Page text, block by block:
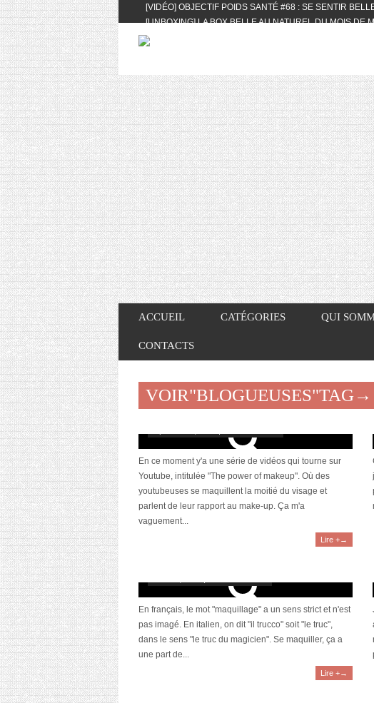
[VIDÉO] OBJECTIF POIDS SANTÉ #68 : SE SENTIR
[UNBOXING] LA BOX BELLE AU NATUREL DU MOIS DE
[VIDÉO] UNBOXING : LES MY LITTLE & BIOTYFULL BOX
[VIDÉO] QUITOQUE #10 : MEAL PREP & CONVIVIALITÉ
[VIDÉO] UNBOXING : LES MY LITTLE & BIOTYFULL BOX
2024 FEAT. AKILA
[VIDÉO] OBJECTIF POIDS SANTÉ #67 : L’AVIS DES
VIE DES AUTRES
[VIDÉO] UNBOXING : LES MY LITTLE & BIOTYFULL BOX
FÉVRIER ET MARS 2024 FEAT. AKILA
[VIDÉO] LA SÉLECTION DU MOIS #JANVIER2024
[VIDÉO] HELLOFRESH #34 : IDÉES RECETTES RISOTTO
ACCUEIL CATÉGORIES QUI
CONTACTS
VOIR"BLOGUEUSES"TAG→
En ce moment y'a une série de vidéos qui tourne sur
Youtube, intitulée "The power of makeup". Où des
youtubeuses se maquillent la moitié du visage et
parlent de leur rapport au make-up. Ça m'a
vaguement...
Lire +→
En français, le mot "maquillage" a un sens strict et n'est
pas imagé. En italien, on dit "il trucco" soit "le truc",
dans le sens "le truc du magicien". Se maquiller, ça a
une part de...
Lire +→